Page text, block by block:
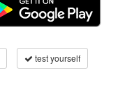
test yourself